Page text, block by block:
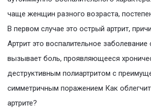
чаще женщин разного возраста,
В первом случае это острый артрит,
Артрит это воспалительное заболевание
вызывает боль, проявляющееся
деструктивным полиартритом с
симметричным поражением Как
артрите?